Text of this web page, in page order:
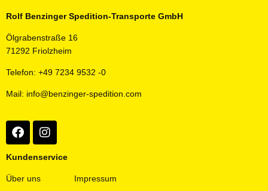
Rolf Benzinger Spedition-Transporte GmbH
Ölgrabenstraße 16
71292 Friolzheim
Telefon: +49 7234 9532 -0
Mail: info@benzinger-spedition.com
Kundenservice
Über uns Impressum